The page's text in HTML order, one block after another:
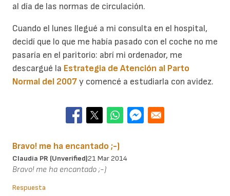
al día de las normas de circulación.
Cuando el lunes llegué a mi consulta en el hospital,
decidí que lo que me había pasado con el coche no me
pasaría en el paritorio: abrí mi ordenador, me
descargué la Estrategia de Atención al Parto
Normal del 2007y comencé a estudiarla con avidez.
Bravo! me ha encantado ;-)
Claudia PR (unverified)21 Mar 2014
Bravo! me ha encantado ;-)
Respuesta